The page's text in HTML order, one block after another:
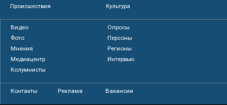
Происшествия
Культура
Видео
Опросы
Фото
Персоны
Мнения
Регионы
Медиацентр
Интервью
Колумнисты
Контакты Реклама Вакансии